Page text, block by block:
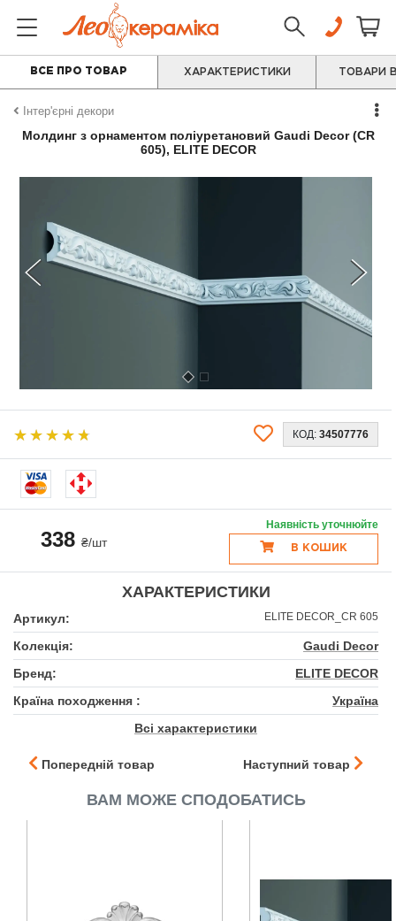
ВСЕ ПРО ТОВАР ХАРАКТЕРИСТИКИ ТОВАРИ В
Інтер'єрні декори
Молдинг з орнаментом поліуретановий Gaudi Decor (CR
605), ELITE DECOR
КОД: 34507776
338₴/шт
Наявність уточнюйте
В КОШИК
ХАРАКТЕРИСТИКИ
Артикул: ELITE DECOR_CR 605
Колекція:
Gaudi Decor
Бренд:
ELITE DECOR
Країна походження :
Україна
Всі характеристики
Попередній товар Наступний товар
ВАМ МОЖЕ СПОДОБАТИСЬ